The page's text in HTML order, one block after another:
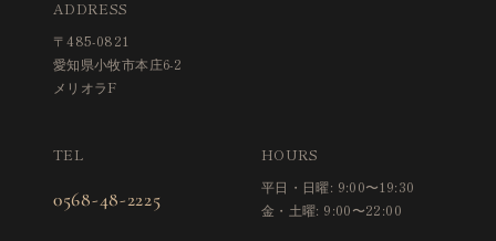
ADDRESS
〒485-0821
愛知県小牧市本庄6-2
メリオラF
TEL
0568-48-2225
HOURS
平日・日曜: 9:00〜19:30
金・土曜: 9:00〜22:00